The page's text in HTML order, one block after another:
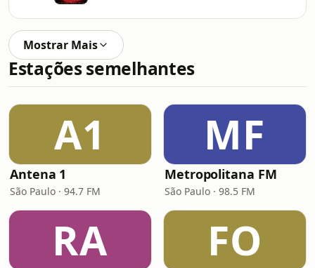
Mostrar Mais
Estações semelhantes
A1
Antena 1
São Paulo · 94.7 FM
MF
Metropolitana FM
São Paulo · 98.5 FM
RA FO